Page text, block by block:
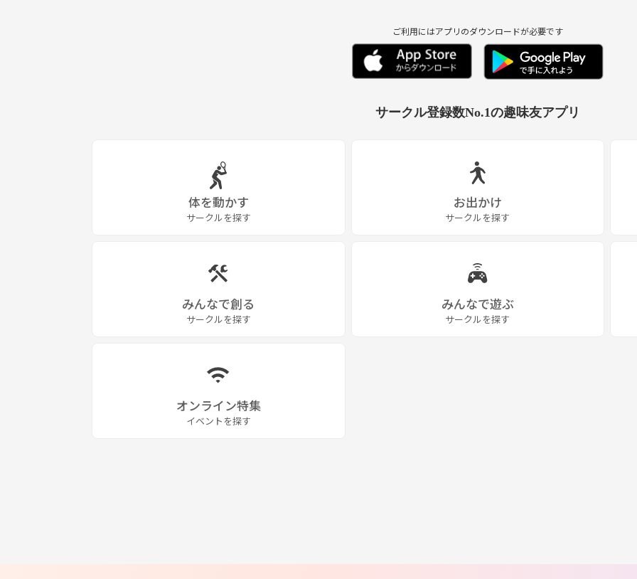
ご利用にはアプリのダウンロードが必要です
サークル登録数No.1の趣味友アプリ
体を動かす
サークルを探す
お出かけ
サークルを探す
みんなで創る
サークルを探す
みんなで遊ぶ
サークルを探す
オンライン特集
イベントを探す